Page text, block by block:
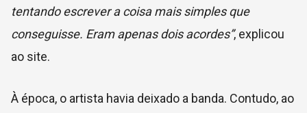
tentando escrever a coisa mais simples que
conseguisse. Eram apenas dois acordes”, explicou
ao site.
À época, o artista havia deixado a banda. Contudo, ao